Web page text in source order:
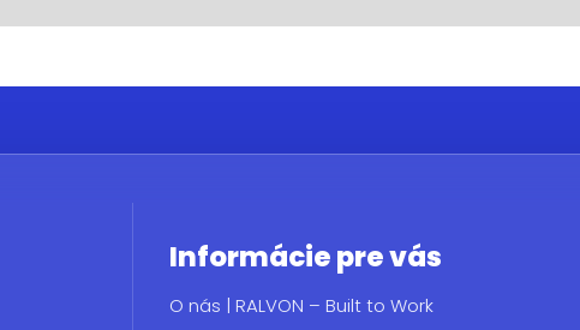
Informácie pre vás
O nás | RALVON – Built to Work